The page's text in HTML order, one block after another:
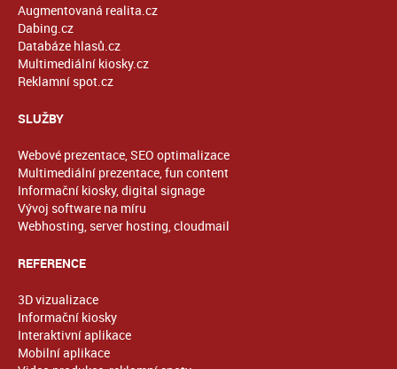
Augmentovaná realita.cz
Dabing.cz
Databáze hlasů.cz
Multimediální kiosky.cz
Reklamní spot.cz
SLUŽBY
Webové prezentace, SEO optimalizace
Multimediální prezentace, fun content
Informační kiosky, digital signage
Vývoj software na míru
Webhosting, server hosting, cloudmail
REFERENCE
3D vizualizace
Informační kiosky
Interaktivní aplikace
Mobilní aplikace